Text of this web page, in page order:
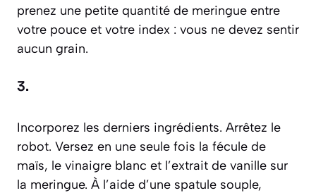
prenez une petite quantité de meringue entre
votre pouce et votre index : vous ne devez sentir
aucun grain.
3.
Incorporez les derniers ingrédients. Arrêtez le
robot. Versez en une seule fois la fécule de
maïs, le vinaigre blanc et l’extrait de vanille sur
la meringue. À l’aide d’une spatule souple,